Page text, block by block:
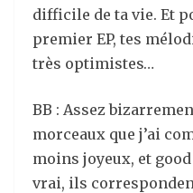
difficile de ta vie. Et
premier EP, tes
très optimistes…
BB : Assez
morceaux que j’ai
moins joyeux, et
vrai, ils